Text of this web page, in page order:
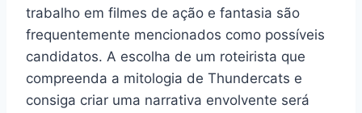
trabalho em filmes de ação e fantasia são
frequentemente mencionados como possíveis
candidatos. A escolha de um roteirista que
compreenda a mitologia de Thundercats e
consiga criar uma narrativa envolvente será